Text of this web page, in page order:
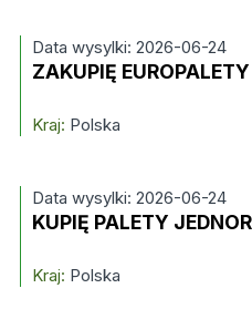
Data wysylki: 2026-06-24
ZAKUPIĘ EUROPALETY
Kraj: Polska
Data wysylki: 2026-06-24
KUPIĘ PALETY
Kraj: Polska